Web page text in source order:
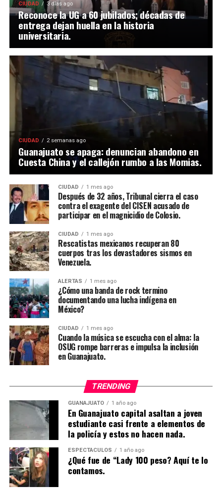
CIUDAD 3 días ago
Reconoce la UG a 60 jubilados; décadas de
entrega dejan huella en la historia
universitaria.
CIUDAD 2 semanas ago
Guanajuato se apaga: denuncian abandono en
Cuesta China y el callejón rumbo a las Momias.
CIUDAD 1 mes ago
Después de 32 años, Tribunal cierra el caso
contra el exagente del CISEN acusado de
participar en el magnicidio de Colosio.
CIUDAD 1 mes ago
Rescatistas mexicanos recuperan 80
cuerpos tras los devastadores sismos en
Venezuela.
ALERTAS 1 mes ago
¿Cómo una banda de rock termino
documentando una lucha indígena en
México?
CIUDAD 1 mes ago
Cuando la música se escucha con el alma: la
OSUG rompe barreras e impulsa la inclusión
en Guanajuato.
TRENDING
GUANAJUATO 1 año ago
En Guanajuato capital asaltan a joven
estudiante casi frente a elementos de
la policía y estos no hacen nada.
ESPECTÁCULOS 1 año ago
¿Qué fue de “Lady 100 peso? Aquí te lo
contamos.